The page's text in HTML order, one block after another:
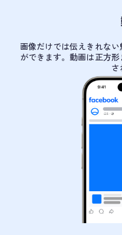
画像だけでは伝えきれな
ができます。動画は正方
さ